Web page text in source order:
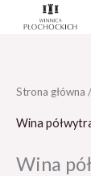
Strona główna /
Wina
Wina